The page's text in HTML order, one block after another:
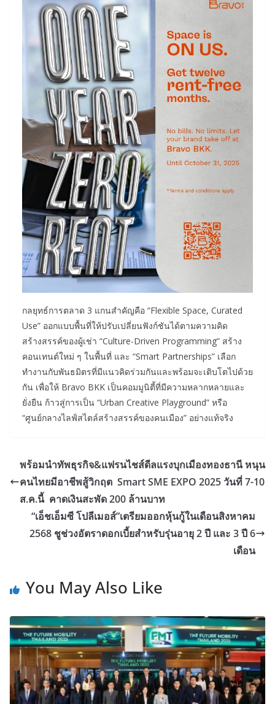
กลยุทธ์การตลาด 3 แกนสำคัญคือ “Flexible Space, Curated
Use” ออกแบบพื้นที่ให้ปรับเปลี่ยนฟังก์ชันได้ตามความคิด
สร้างสรรค์ของผู้เช่า “Culture-Driven Programming” สร้าง
คอนเทนต์ใหม่ ๆ ในพื้นที่ และ “Smart Partnerships” เลือก
ทำงานกับพันธมิตรที่มีแนวคิดร่วมกันและพร้อมจะเติบโตไปด้วย
กัน เพื่อให้ Bravo BKK เป็นคอมมูนิตี้ที่มีความหลากหลายและ
ยั่งยืน ก้าวสู่การเป็น “Urban Creative Playground” หรือ
“ศูนย์กลางไลฟ์สไตล์สร้างสรรค์ของคนเมือง” อย่างแท้จริง
พร้อมนำทัพธุรกิจ&แฟรนไชส์ดีลแรงบุกเมืองทองธานี หนุน
คนไทยมีอาชีพสู้วิกฤต Smart SME EXPO 2025 วันที่ 7-10
ส.ค.นี้ คาดเงินสะพัด 200 ล้านบาท
“เอ็ชเอ็มซี โปลีเมอส์”เตรียมออกหุ้นกู้ในเดือนสิงหาคม
2568 ชูช่วงอัตราดอกเบี้ยสำหรับรุ่นอายุ 2 ปี และ 3 ปี 6
เดือน
You May Also Like